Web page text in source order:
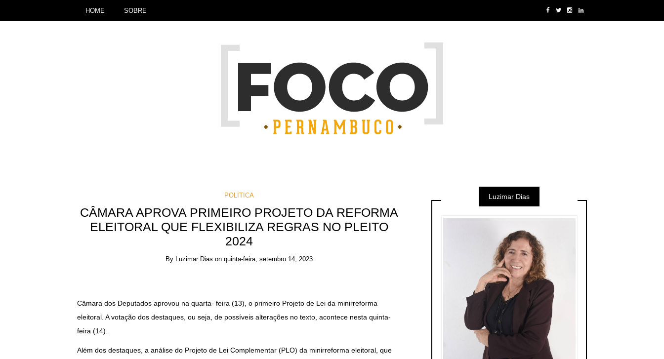
HOME SOBRE
POLÍTICA
CÂMARA APROVA PRIMEIRO PROJETO DA REFORMA
ELEITORAL QUE FLEXIBILIZA REGRAS NO PLEITO
2024
By Luzimar Dias onquinta-feira, setembro 14, 2023
Câmara dos Deputados aprovou na quarta- feira (13), o primeiro Projeto de Lei da minirreforma
eleitoral. A votação dos destaques, ou seja, de possíveis alterações no texto, acontece nesta quinta-
feira (14).
Além dos destaques, a análise do Projeto de Lei Complementar (PLO) da minirreforma eleitoral, que
Luzimar Dias